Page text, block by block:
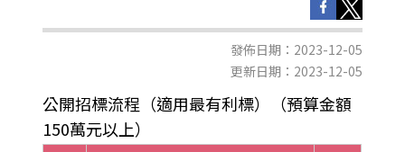
發佈日期：2023-12-05
更新日期：2023-12-05
公開招標流程（適用最有利標）（預算金額
150萬元以上）